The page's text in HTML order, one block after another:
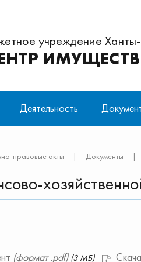
учреждение
деятельность
О
Деятельность
имуществом
Снос
правовые акты | Документы |
(формат .pdf) (3 МБ)